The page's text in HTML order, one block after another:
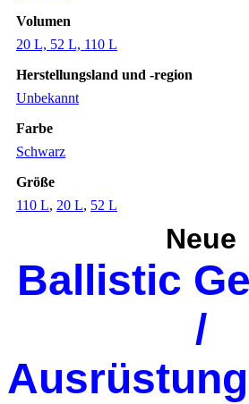
Tasche
wasserdicht
1680
Menge
Volumen
20 L, 52 L, 110 L
Herstellungsland und -region
Unbekannt
Farbe
Schwarz
Größe
110 L, 20 L, 52 L
Neue
Ballistic
/